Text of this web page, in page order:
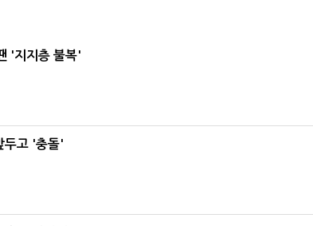
'지지층 불복'
두고 '충돌'